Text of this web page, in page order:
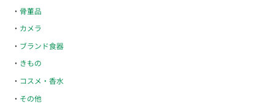
骨董品
カメラ
ブランド食器
きもの
コスメ・香水
その他